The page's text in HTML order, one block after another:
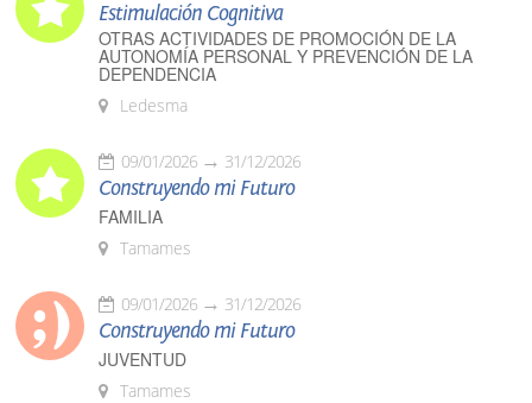
Estimulación Cognitiva
OTRAS ACTIVIDADES DE PROMOCIÓN DE LA
AUTONOMÍA PERSONAL Y PREVENCIÓN DE LA
DEPENDENCIA
Ledesma
09/01/2026 31/12/2026
Construyendo mi Futuro
FAMILIA
Tamames
09/01/2026 31/12/2026
Construyendo mi Futuro
JUVENTUD
Tamames